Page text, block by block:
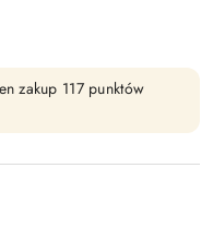
zakup 117 punktów